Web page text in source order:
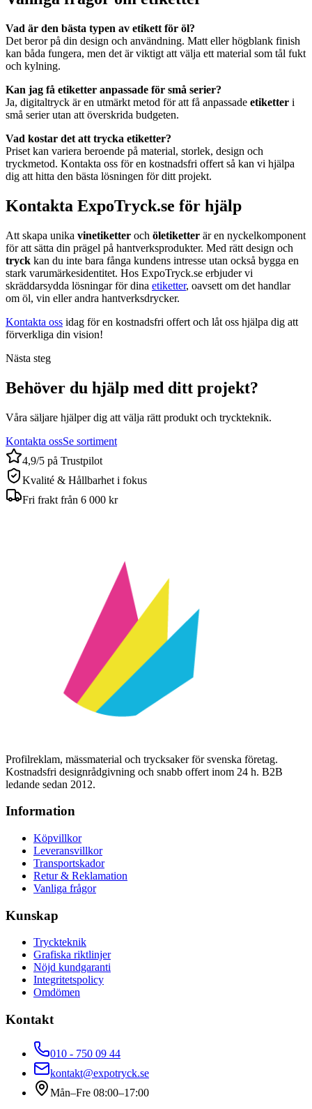
Vad är den bästa typen av etikett för öl?
Det beror på din design och användning. Matt eller högblank finish
kan båda fungera, men det är viktigt att välja ett material som tål fukt
och kylning.
Kan jag få etiketter anpassade för små serier?
Ja, digitaltryck är en utmärkt metod för att få anpassade etiketter i
små serier utan att överskrida budgeten.
Vad kostar det att trycka etiketter?
Priset kan variera beroende på material, storlek, design och
tryckmetod. Kontakta oss för en kostnadsfri offert så kan vi hjälpa
dig att hitta den bästa lösningen för ditt projekt.
Kontakta ExpoTryck.se för hjälp
Att skapa unika vinetiketter och öletiketter är en nyckelkomponent
för att sätta din prägel på hantverksprodukter. Med rätt design och
tryck kan du inte bara fånga kundens intresse utan också bygga en
stark varumärkesidentitet. Hos ExpoTryck.se erbjuder vi
skräddarsydda lösningar för dina etiketter, oavsett om det handlar
om öl, vin eller andra hantverksdrycker.
Kontakta oss idag för en kostnadsfri offert och låt oss hjälpa dig att
förverkliga din vision!
Nästa steg
Behöver du hjälp med ditt projekt?
Våra säljare hjälper dig att välja rätt produkt och tryckteknik.
Kontakta ossSe sortiment
4,9/5 på Trustpilot
Kvalité & Hållbarhet i fokus
Fri frakt från 6 000 kr
Profilreklam, mässmaterial och trycksaker för svenska företag.
Kostnadsfri designrådgivning och snabb offert inom 24 h. B2B
ledande sedan 2012.
Information
Köpvillkor
Leveransvillkor
Transportskador
Retur & Reklamation
Vanliga frågor
Kunskap
Tryckteknik
Grafiska riktlinjer
Nöjd kundgaranti
Integritetspolicy
Omdömen
Kontakt
010 - 750 09 44
kontakt@expotryck.se
Mån–Fre 08:00–17:00